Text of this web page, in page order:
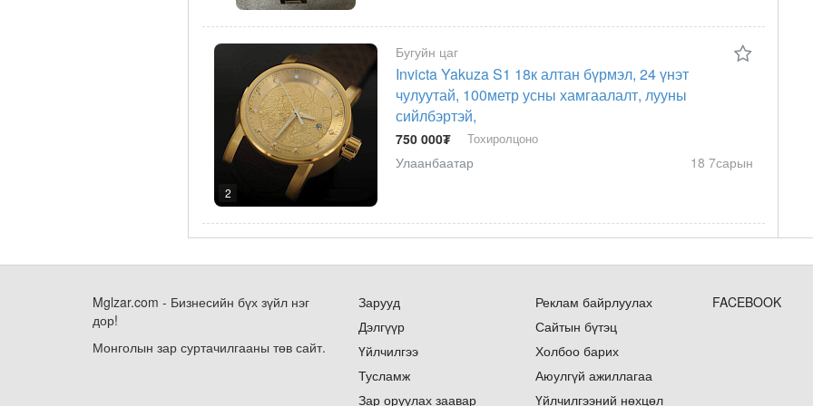
2
Бугуйн цаг
Invicta Yakuza S1 18к алтан бүрмэл, 24 үнэт
чулуутай, 100метр усны хамгаалалт, лууны
сийлбэртэй,
750 000₮ Тохиролцоно
Улаанбаатар 18 7сарын
Mglzar.com - Бизнесийн бүх зүйл нэг
дор!
Монголын зар суртачилгааны төв сайт.
Зарууд
Дэлгүүр
Үйлчилгээ
Тусламж
Зар оруулах заавар
Реклам байрлуулах
Сайтын бүтэц
Холбоо барих
Аюулгүй ажиллагаа
Үйлчилгээний нөхцөл
FACEBOOK